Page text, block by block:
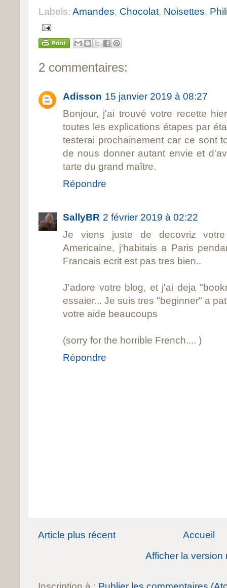
Labels: Amandes, Chocolat, Noisettes,
2 commentaires:
Adisson 15 janvier 2019 à 08:27
Bonjour, j'ai trouvé votre recette
toutes les explications étapes par
testerai prochainement car ce sont
de nous donner autant envie et
tarte du grand maître.
Répondre
SallyBR 2 février 2019 à 02:22
Je viens juste de decovriz
Americaine, j'habitais a Paris
Francais ecrit est pas tres bien..
J'adore votre blog, et j'ai deja
essaier... Je suis tres "beginner" a
votre aide beaucoups
(sorry for the horrible French.... )
Répondre
Article plus récent
Accueil
Afficher la version